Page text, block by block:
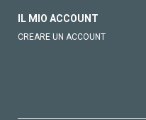
IL MIO ACCOUNT
CREARE UN ACCOUNT